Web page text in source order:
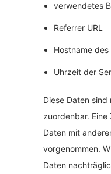
verwendetes
Referrer URL
Hostname
Uhrzeit der
Diese Daten
zuordenbar.
Daten mit
vorgenommen.
Daten